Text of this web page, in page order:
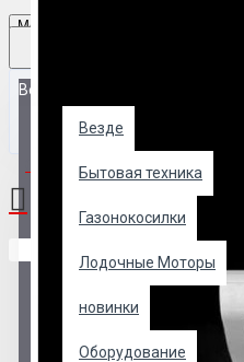
Menu
Везде
Везде
Бытовая техника
Газонокосилки
Лодочные Моторы
новинки
Оборудование
0 товар(ов) - 0 р.